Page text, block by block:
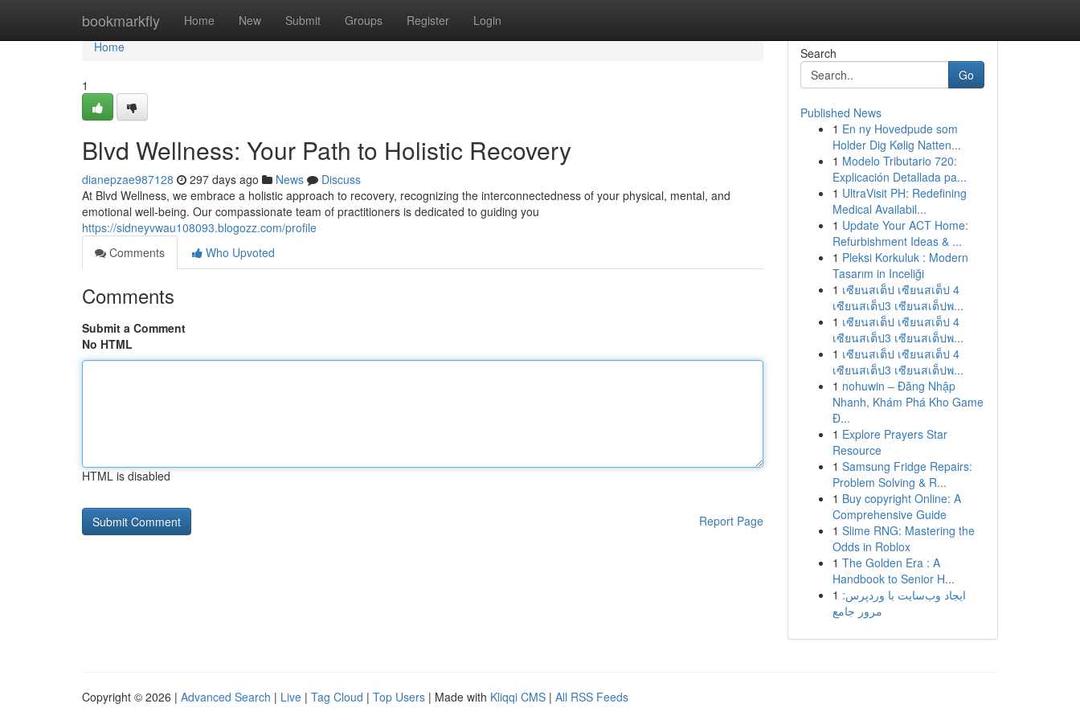
bookmarkfly Home New Submit Groups Register Login
Home
Home
1
Blvd Wellness: Your Path to Holistic Recovery
dianepzae987128 297 days ago News
Discuss
At Blvd Wellness, we embrace a holistic approach to recovery, recognizing the interconnectedness of your physical, mental, and
emotional well-being. Our compassionate team of practitioners is dedicated to guiding you
https://sidneyvwau108093.blogozz.com/profile
Comments
Who Upvoted
Comments
Submit a Comment
No HTML
HTML is disabled
Report Page
Search
Go
Published News
1 En ny Hovedpude som
Holder Dig Kølig Natten...
1 Modelo Tributario 720:
Explicación Detallada pa...
1 UltraVisit PH: Redefining
Medical Availabil...
1 Update Your ACT Home:
Refurbishment Ideas & ...
1 Pleksi Korkuluk : Modern
Tasarım in Inceliği
1 เซียนสเต็ป เซียนสเต็ป 4
เซียนสเต็ป3 เซียนสเต็ปพ...
1 เซียนสเต็ป เซียนสเต็ป 4
เซียนสเต็ป3 เซียนสเต็ปพ...
1 เซียนสเต็ป เซียนสเต็ป 4
เซียนสเต็ป3 เซียนสเต็ปพ...
1 nohuwin – Đăng Nhập
Nhanh, Khám Phá Kho Game
Đ...
1 Explore Prayers Star
Resource
1 Samsung Fridge Repairs:
Problem Solving & R...
1 Buy copyright Online: A
Comprehensive Guide
1 Slime RNG: Mastering the
Odds in Roblox
1 The Golden Era : A
Handbook to Senior H...
1 ایجاد وب‌سایت با وردپرس:
مرور جامع
Copyright © 2026 | Advanced Search | Live | Tag Cloud | Top Users | Made with Kliqqi CMS | All RSS Feeds